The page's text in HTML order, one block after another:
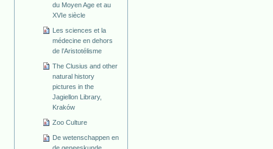
du Moyen Age et au
XVIe siècle
Les sciences et la
médecine en dehors
de l’Aristotélisme
The Clusius and other
natural history
pictures in the
Jagiellon Library,
Kraków
Zoo Culture
De wetenschappen en